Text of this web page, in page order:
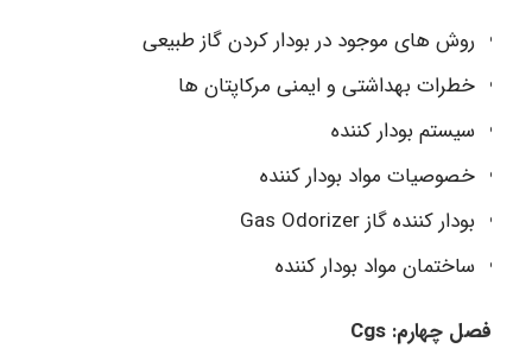
روش های موجود در بودار کردن گاز طبیعی
خطرات بهداشتی و ایمنی مرکاپتان ها
سیستم بودار کننده
خصوصیات مواد بودار کننده
بودار کننده گاز Gas Odorizer
ساختمان مواد بودار کننده
فصل چهارم: Cgs